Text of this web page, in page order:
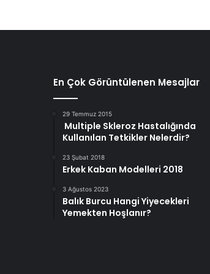
En Çok Görüntülenen Mesajlar
29 Temmuz 2015
Multiple Skleroz Hastalığında
Kullanılan Tetkikler Nelerdir?
23 Şubat 2018
Erkek Kaban Modelleri 2018
3 Ağustos 2023
Balık Burcu Hangi Yiyecekleri
Yemekten Hoşlanır?